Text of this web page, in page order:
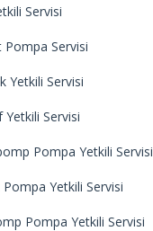
Servisi
Pompa Servisi
Yetkili Servisi
Yetkili Servisi
Pompa Yetkili Servisi
Yetkili Servisi
Pompa Yetkili Servisi